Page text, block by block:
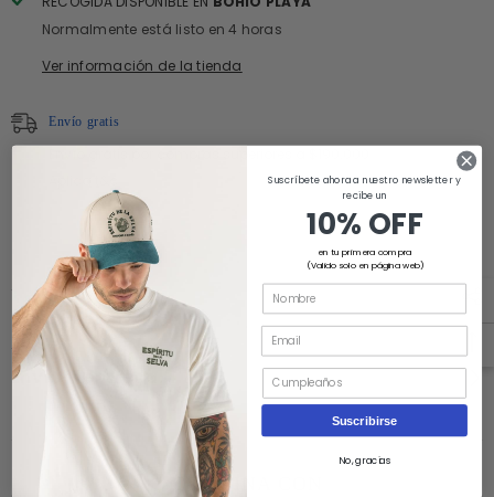
Normalmente está listo en 4 horas
Ver información de la tienda
Envío gratis
Descripción
Envío y entrega
COMBINA CON
Suscríbete ahora a nuestro newsletter y
recibe un
10% OFF
en tu primera compra
(Valido solo en página web)
Suscribirse
No, gracias